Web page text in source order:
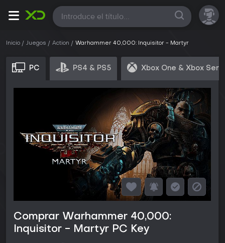
Todas
Inicio Juegos Action Warhammer 40,000: Inquisitor - Martyr
PC PS4 & PS5 Xbox One & Xbox
Comprar Warhammer 40,000:
Inquisitor - Martyr PC Key